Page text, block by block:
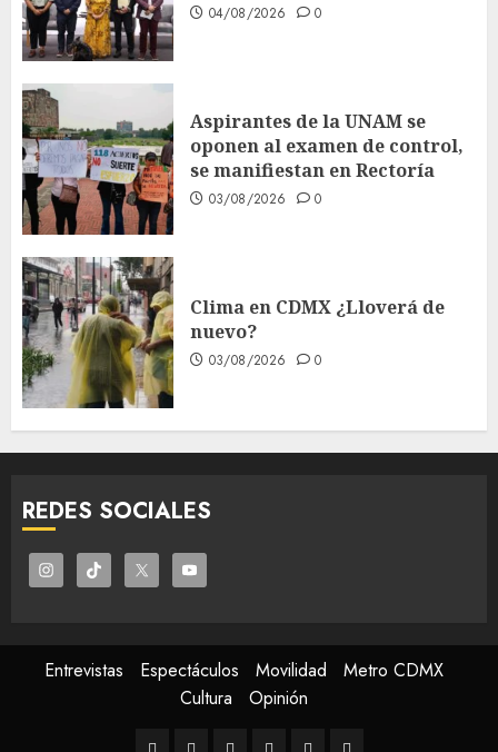
04/08/2026 0
Aspirantes de la UNAM se
oponen al examen de control,
se manifiestan en Rectoría
03/08/2026 0
Clima en CDMX ¿Lloverá de
nuevo?
03/08/2026 0
REDES SOCIALES
Entrevistas Espectáculos Movilidad
Metro CDMX
Cultura
Opinión
Entrevistas
Espectáculos
Movilidad
MetroCulturaOpinión